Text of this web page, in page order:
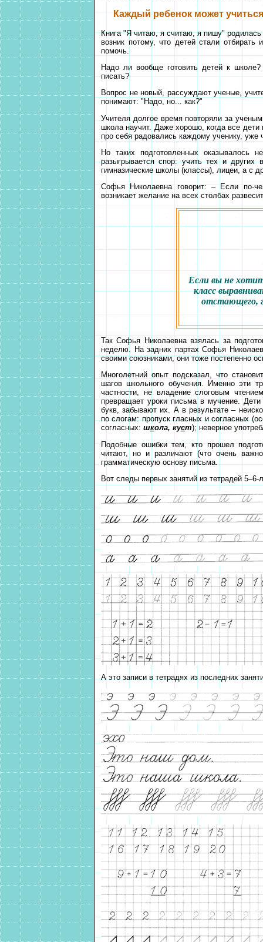
Каждый ребенок может
Книга "Я читаю, я считаю, я пишу"
возник потому, что детей стали
помочь.
Надо ли вообще готовить детей к
писать?
Вопрос не новый, рассуждают ученые,
понимают: "Надо, но... как?"
Учителя долгое время повторяли за
школа научит. Даже хорошо, когда все
про себя радовались каждому ученику,
Но таких подготовленных
разыгрывается спор: учить тех и
гимназические школы (классы), лицеи, а с
Софья Николаевна говорит: – Если по-
возникает желание на всех столбах
Если вы не
класс
отстающего,
Так Софья Николаевна взялась за
неделю. На задних партах Софья
своими союзниками, они тоже постепенно
Многолетний опыт подсказал, что
шагов школьного обучения. Именно эти
частности, не владение слоговым
превращает уроки письма в мучение.
букв, забывают их. А в результате –
по слогам: пропуск гласных и согласных
согласных: школа, куст); неверное
Подобные ошибки тем, кто прошел
читают, но и различают (что очень
грамматическую основу письма.
Вот следы первых занятий из тетрадей 5–6-
А это записи в тетрадях из последних